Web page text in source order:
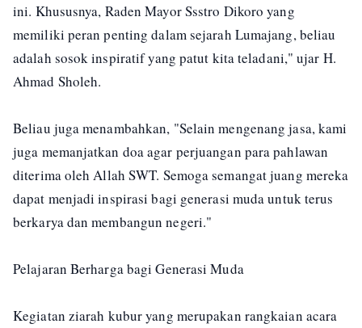
ini. Khususnya, Raden Mayor Ssstro Dikoro yang
memiliki peran penting dalam sejarah Lumajang, beliau
adalah sosok inspiratif yang patut kita teladani," ujar H.
Ahmad Sholeh.
Beliau juga menambahkan, "Selain mengenang jasa, kami
juga memanjatkan doa agar perjuangan para pahlawan
diterima oleh Allah SWT. Semoga semangat juang mereka
dapat menjadi inspirasi bagi generasi muda untuk terus
berkarya dan membangun negeri."
Pelajaran Berharga bagi Generasi Muda
Kegiatan ziarah kubur yang merupakan rangkaian acara